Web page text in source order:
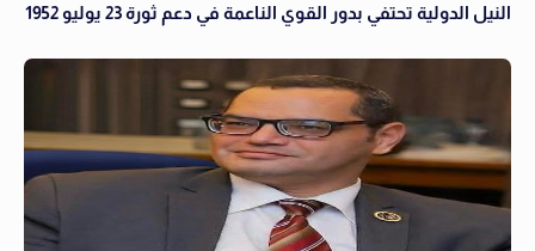
النيل الدولية تحتفي بدور القوي الناعمة في دعم ثورة 23 يوليو 1952